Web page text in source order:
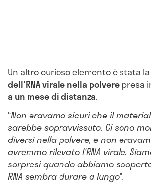
Un altro curioso elemento è stata la
dell'RNA virale nella polverepresa
a un mese di distanza.
“Non eravamo sicuri che il
sarebbe sopravvissuto. Ci sono
diversi nella polvere, e non
avremmo rilevato l'RNA virale.
sorpresi quando abbiamo
RNA sembra durare a lungo”.